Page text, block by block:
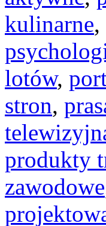
kulinarne,
lotów,
stron,
produkty
zawodowe